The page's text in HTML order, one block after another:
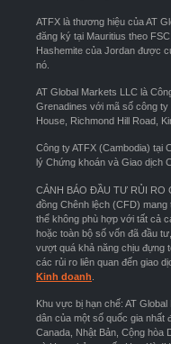
ATFX là thương hiệu của AT
đăng ký tại Mauritius theo
Hashemite của Jordan được
nó.
AT Global Markets LLC là
Grenadines với mã số công ty
House, Richmond Hill Road,
Công ty ATFX (Cambodia) tại
lý Chứng khoán và Giao dịch
CẢNH BÁO ĐẦU TƯ RỦI RO
đồng Chênh lệch (CFD)
thể không phù hợp với tất cả
hoặc toàn bộ số vốn đã đầu
vượt quá khả năng chịu đựng
các rủi ro liên quan đến giao
Kinh doanh
Khu vực bị hạn chế: AT
dân của một số quốc gia nhất
Canada, Nhật Bản, Cộng hòa